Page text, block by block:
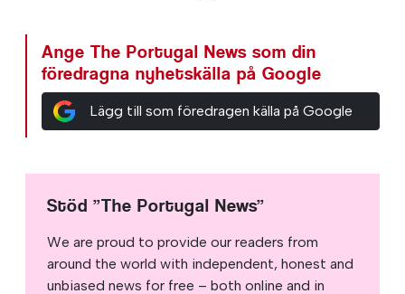
Ange The Portugal News som din
föredragna nyhetskälla på Google
Lägg till som föredragen källa på Google
Stöd ”The Portugal News”
We are proud to provide our readers from
around the world with independent, honest and
unbiased news for free – both online and in